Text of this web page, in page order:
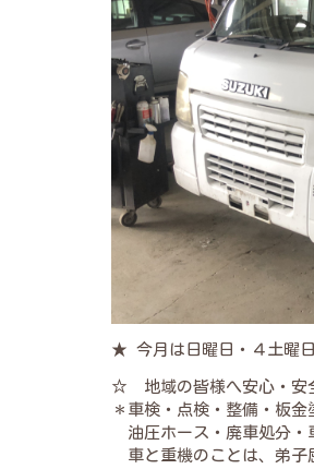
★ 今月は日曜日・４土曜
☆ 地域の皆様へ安心・安
＊車検・点検・整備・板
油圧ホース・廃車処分・
車と重機のことは、弟子